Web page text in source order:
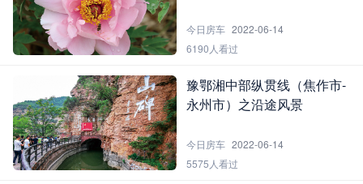
今日房车 2022-06-14
6190人看过
豫鄂湘中部纵贯线（焦作市-
永州市）之沿途风景
今日房车 2022-06-14
5575人看过